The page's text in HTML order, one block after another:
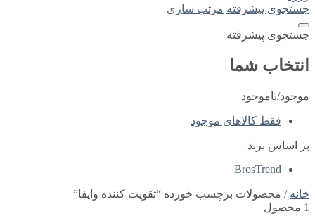
جستجوی پیشرفته مرتب سازی
جستجوی پیشرفته
انتخاب شما
موجود/ناموجود
فقط کالاهای موجود
بر اساس برند
BrosTrend
خانه / محصولات برچسب خورده “تقویت کننده وایفا”
1 محصول